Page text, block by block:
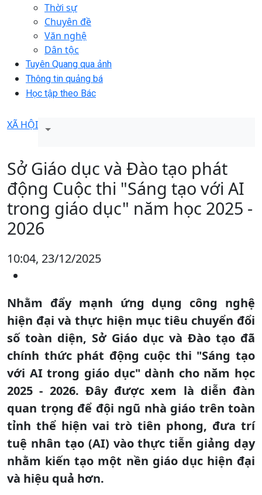
Thời sự
Chuyên đề
Văn nghệ
Dân tộc
Tuyên Quang qua ảnh
Thông tin quảng bá
Học tập theo Bác
XÃ HỘI
Sở Giáo dục và Đào tạo phát
động Cuộc thi "Sáng tạo với AI
trong giáo dục" năm học 2025 -
2026
10:04, 23/12/2025
​Nhằm đẩy mạnh ứng dụng công nghệ
hiện đại và thực hiện mục tiêu chuyển đổi
số toàn diện, Sở Giáo dục và Đào tạo đã
chính thức phát động cuộc thi "Sáng tạo
với AI trong giáo dục" dành cho năm học
2025 - 2026. Đây được xem là diễn đàn
quan trọng để đội ngũ nhà giáo trên toàn
tỉnh thể hiện vai trò tiên phong, đưa trí
tuệ nhân tạo (AI) vào thực tiễn giảng dạy
nhằm kiến tạo một nền giáo dục hiện đại
và hiệu quả hơn.